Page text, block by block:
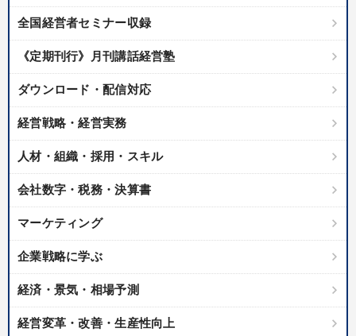
全国経営者セミナー収録
《定期刊行》月刊講話経営塾
ダウンロード・配信対応
経営戦略・経営実務
人材・組織・採用・スキル
会社数字・税務・決算書
マーケティング
企業戦略に学ぶ
経済・景気・相場予測
経営変革・改善・生産性向上